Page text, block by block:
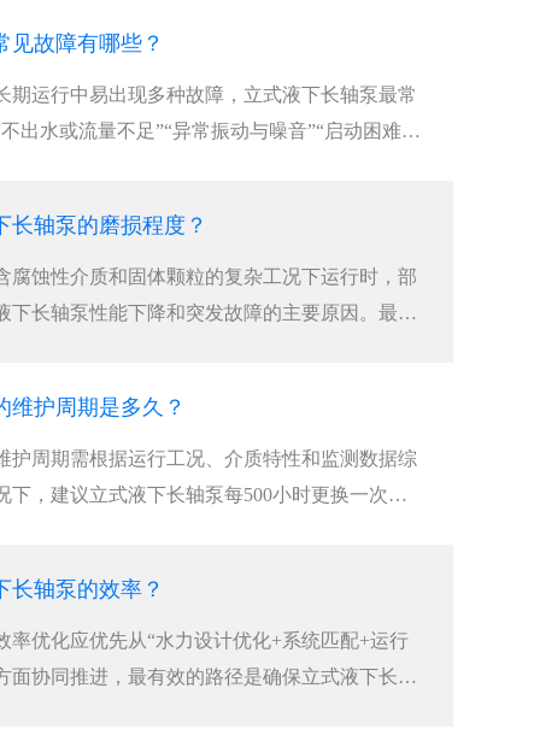
见故障有哪些？
期运行中易出现多种故障，‌立式液下长轴泵最常
出水或流量不足”“异常振动与噪音”“启动困难或
长轴泵的磨损程度？
腐蚀性介质和固体颗粒的复杂工况下运行时，部
下长轴泵性能下降和突发故障的主要原因。‌最可
维护周期是多久？
护周期需根据运行工况、介质特性和监测数据综
下，建议立式液下长轴泵每500小时更换一次润
一次，并结合振动、温度等状态监测结果实施
长轴泵的效率？
率优化应优先从“水力设计优化+系统匹配+运行
面协同推进，‌最有效的路径是确保立式液下长轴